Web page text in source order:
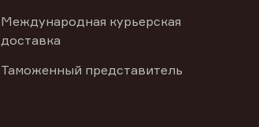
Международная курьерская
доставка
Таможенный представитель